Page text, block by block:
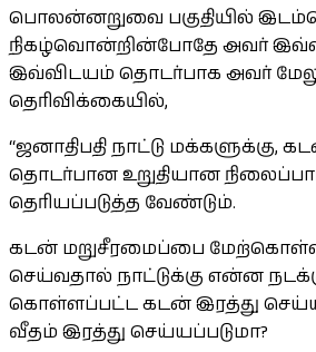
பொலன்னறுவை பகுதியில்
நிகழ்வொன்றின்போதே அவர்
இவ்விடயம் தொடர்பாக அவர்
தெரிவிக்கையில்,
“ஜனாதிபதி நாட்டு மக்களுக்கு,
தொடர்பான உறுதியான
தெரியப்படுத்த வேண்டும்.
கடன் மறுசீரமைப்பை
செய்வதால் நாட்டுக்கு என்ன
கொள்ளப்பட்ட கடன் இரத்து
வீதம் இரத்து செய்யப்படுமா?